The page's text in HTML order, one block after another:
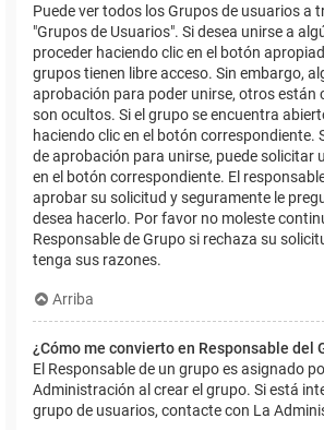
Puede ver todos los Grupos de usuarios a
"Grupos de Usuarios". Si desea unirse a
proceder haciendo clic en el botón
grupos tienen libre acceso. Sin embargo,
aprobación para poder unirse, otros están
son ocultos. Si el grupo se encuentra
haciendo clic en el botón correspondiente.
de aprobación para unirse, puede solicitar
en el botón correspondiente. El
aprobar su solicitud y seguramente le
desea hacerlo. Por favor no moleste
Responsable de Grupo si rechaza su
tenga sus razones.
Arriba
¿Cómo me convierto en Responsable del
El Responsable de un grupo es asignado
Administración al crear el grupo. Si está
grupo de usuarios, contacte con La